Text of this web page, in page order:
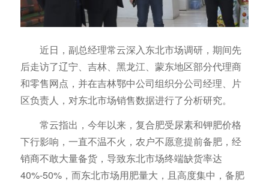
近日，副总经理常云深入东北市场调研，期间先
后走访了辽宁、吉林、黑龙江、蒙东地区部分代理商
和零售网点，并在吉林鄂中公司组织分公司经理、片
区负责人，对东北市场销售数据进行了分析研究。
常云指出，今年以来，复合肥受尿素和钾肥价格
下行影响，一直不温不火，农户不愿意提前备肥，经
销商不敢大量备货，导致东北市场终端缺货率达
40%-50%，而东北市场用肥量大，且高度集中，备肥